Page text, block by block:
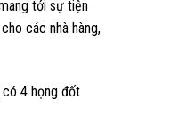
tới sự tiện
các nhà hàng,
có 4 họng đốt